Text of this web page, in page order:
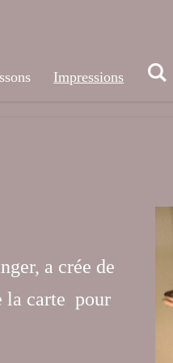
Impressions
a crée de
la carte pour